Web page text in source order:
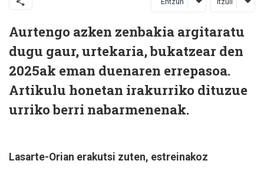
Aurtengo azken zenbakia argitaratu
dugu gaur, urtekaria, bukatzear den
2025ak eman duenaren errepasoa.
Artikulu honetan irakurriko dituzue
urriko berri nabarmenenak.
Lasarte-Orian erakutsi zuten, estreinakoz